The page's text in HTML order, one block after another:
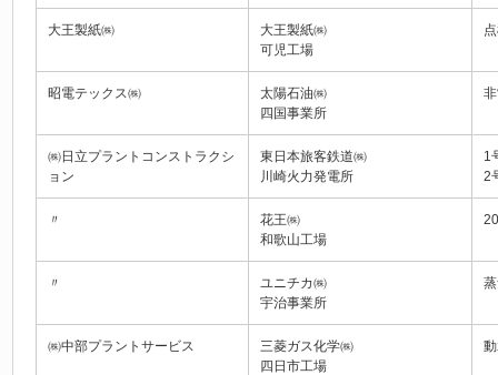
大王製紙㈱
大王製紙㈱
可児工場
昭電テックス㈱
太陽石油㈱
四国事業所
㈱日立プラントコンストラクシ
ョン
東日本旅客鉄道㈱
川崎火力発電所
1
2
〃
花王㈱
和歌山工場
〃
ユニチカ㈱
宇治事業所
㈱中部プラントサービス
三菱ガス化学㈱
四日市工場